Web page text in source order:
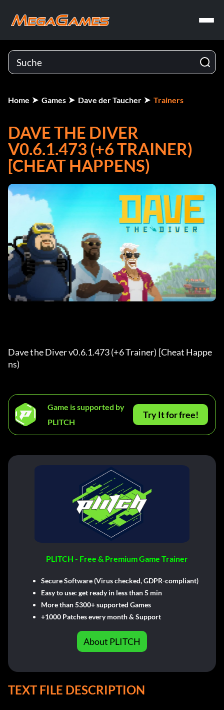
Home Games Dave der Taucher Trainers
DAVE THE DIVER
V0.6.1.473 (+6 TRAINER)
[CHEAT HAPPENS)
Dave the Diver v0.6.1.473 (+6 Trainer) [Cheat Happe
ns)
Game is supported by
PLITCH
Try It for free!
PLITCH - Free & Premium Game Trainer
Secure Software (Virus checked, GDPR-compliant)
Easy to use: get ready in less than 5 min
More than 5300+ supported Games
+1000 Patches every month & Support
About PLITCH
TEXT FILE DESCRIPTION